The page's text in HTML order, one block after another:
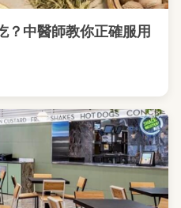
？中醫師教你正確服用